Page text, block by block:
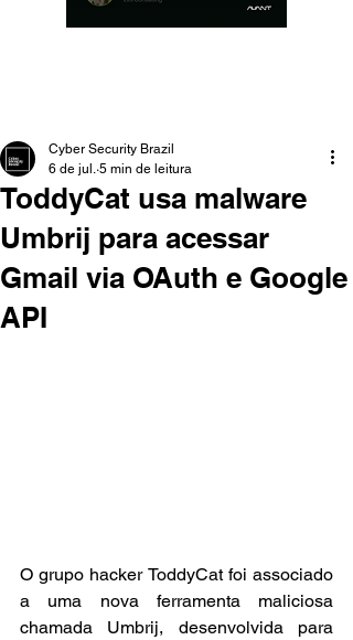
ToddyCat usa malware
Umbrij para acessar
Gmail via OAuth e Google
API
Cyber Security Brazil
6 de jul. 5 min de leitura
O grupo hacker ToddyCat foi associado
a uma nova ferramenta maliciosa
chamada Umbrij, desenvolvida para